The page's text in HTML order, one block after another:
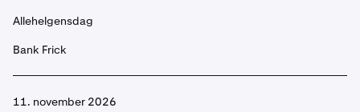
Allehelgensdag
Bank Frick
11. november 2026